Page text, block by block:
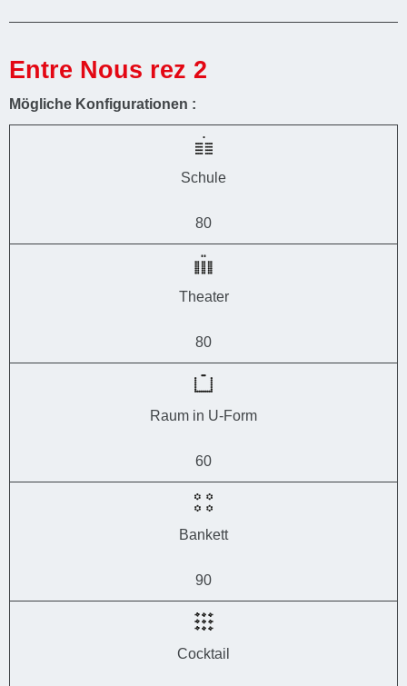
Entre Nous rez 2
Mögliche Konfigurationen :
Schule
80
Theater
80
Raum in U-Form
60
Bankett
90
Cocktail